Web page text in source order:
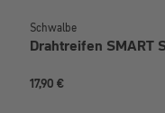
Schwalbe
Drahtreifen SMART
17,90 €